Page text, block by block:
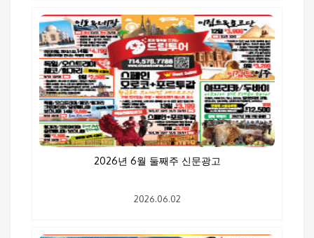
2026년 6월 둘째주 신문광고
2026.06.02